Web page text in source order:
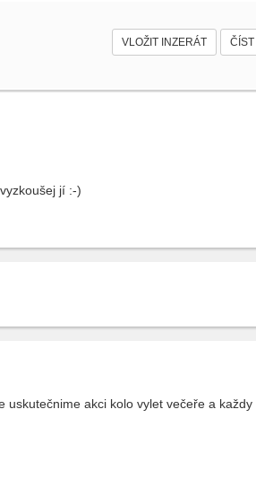
VLOŽIT INZERÁT ČÍST
jí :-)
akci kolo vylet večeře a každy